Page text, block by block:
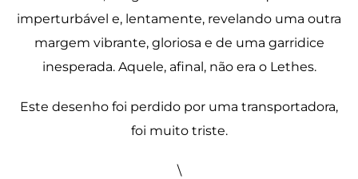
imperturbável e, lentamente, revelando uma outra
margem vibrante, gloriosa e de uma garridice
inesperada. Aquele, afinal, não era o Lethes.
Este desenho foi perdido por uma transportadora,
foi muito triste.
\